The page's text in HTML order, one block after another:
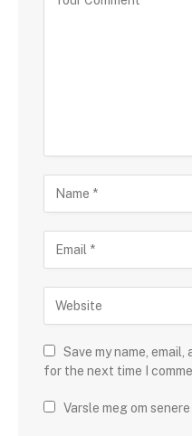
Save my name,
for the next time I
Varsle meg om